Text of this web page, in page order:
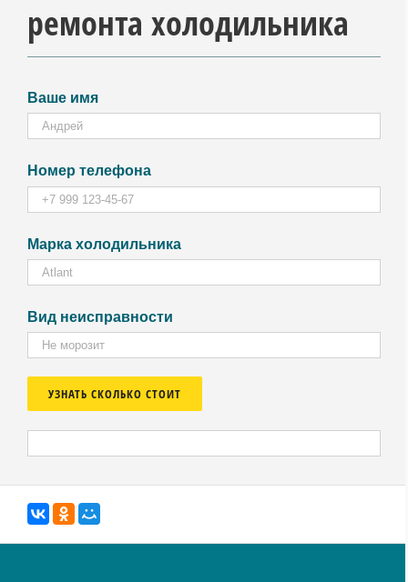
ремонта холодильника
Ваше имя
Номер телефона
Марка холодильника
Вид неисправности